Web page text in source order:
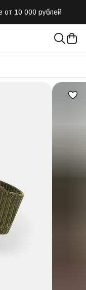
и СДЭК